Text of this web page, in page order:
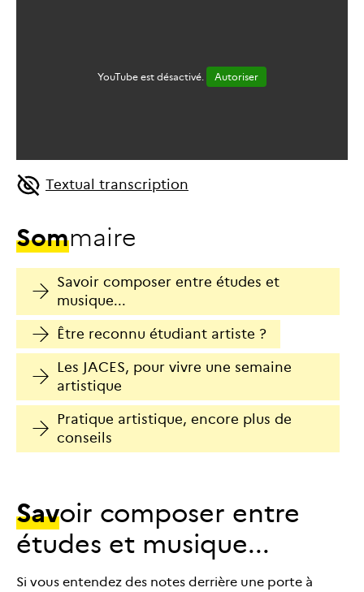
YouTube est désactivé. Autoriser
Textual transcription
Sommaire
Savoir composer entre études et
musique...
Être reconnu étudiant artiste ?
Les JACES, pour vivre une semaine
artistique
Pratique artistique, encore plus de
conseils
Savoir composer entre
études et musique...
Si vous entendez des notes derrière une porte à